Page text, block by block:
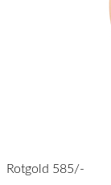
Rotgold 585/-